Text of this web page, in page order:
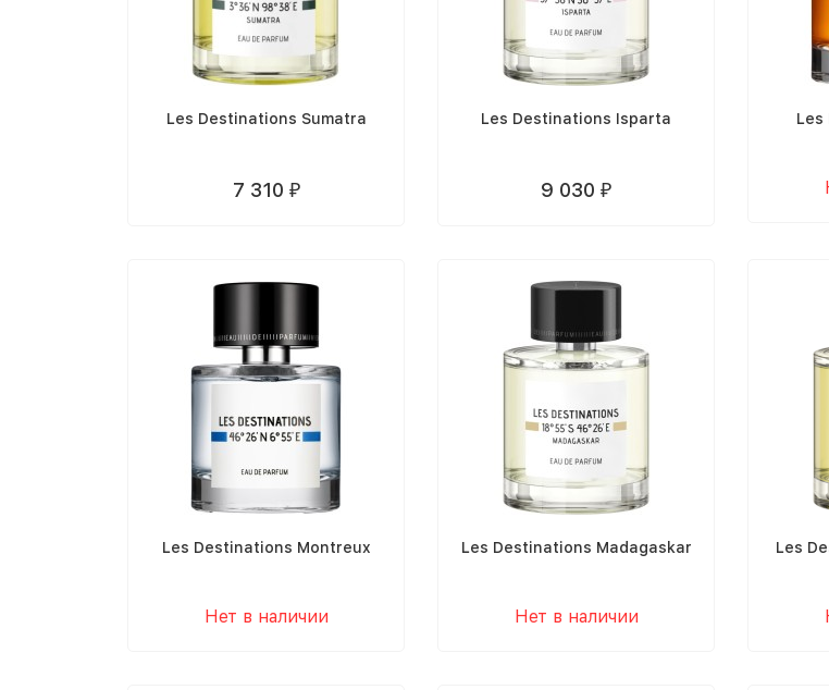
Les Destinations Sumatra
7 310 ₽
Les Destinations Isparta
9 030 ₽
Les
Les Destinations Montreux
Нет в наличии
Les Destinations Madagaskar
Нет в наличии
Les